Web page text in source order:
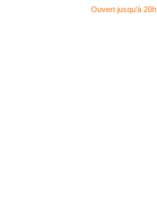
Ouvert jusqu'à 20h